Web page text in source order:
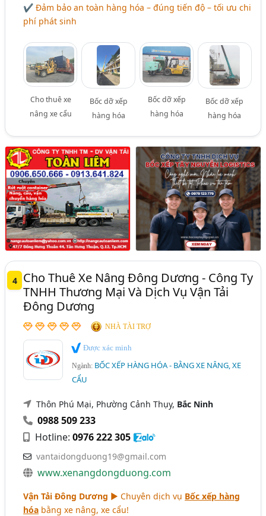
✔ Đảm bảo an toàn hàng hóa – đúng tiến độ – tối ưu chi
phí phát sinh
Cho thuê xe
nâng xe cẩu
Bốc dỡ xếp
hàng hóa
Bốc dỡ xếp
hàng hóa
Bốc dỡ xếp
hàng hóa
4
Cho Thuê Xe Nâng Đông Dương - Công Ty
TNHH Thương Mại Và Dịch Vụ Vận Tải
Đông Dương
NHÀ TÀI TRỢ
Được xác minh
Ngành: BỐC XẾP HÀNG HÓA - BẰNG XE NÂNG, XE
CẨU
Thôn Phú Mại, Phường Cảnh Thụy, Bắc Ninh
0988 509 233
Hotline:0976 222 305
vantaidongduong19@gmail.com
www.xenangdongduong.com
Vận Tải Đông Dương ► Chuyên dịch vụ Bốc xếp hàng
hóa bằng xe nâng, xe cẩu!